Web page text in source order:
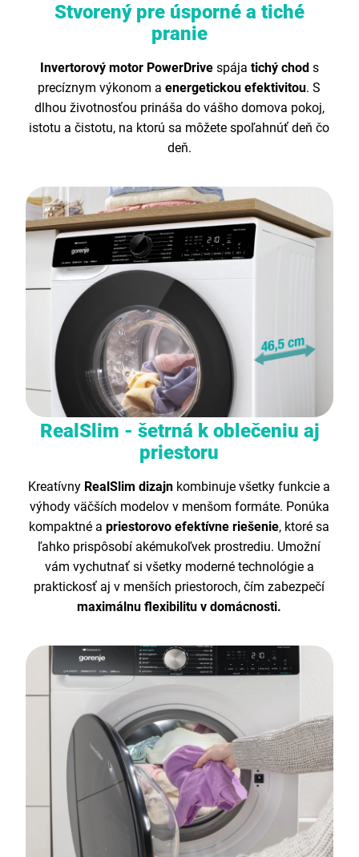
Stvorený pre úsporné a tiché
pranie
Invertorový motor PowerDrivespája tichý chod s
precíznym výkonom aenergetickou efektivitou. S
dlhou životnosťou prináša do vášho domova pokoj,
istotu a čistotu, na ktorú sa môžete spoľahnúť deň čo
deň.
RealSlim - šetrná k oblečeniu aj
priestoru
Kreatívny RealSlim dizajn kombinuje všetky funkcie a
výhody väčších modelov v menšom formáte. Ponúka
kompaktné apriestorovo efektívne riešenie, ktoré sa
ľahko prispôsobí akémukoľvek prostrediu. Umožní
vám vychutnať si všetky moderné technológie a
praktickosť aj v menších priestoroch, čím zabezpečí
maximálnu flexibilitu v domácnosti.